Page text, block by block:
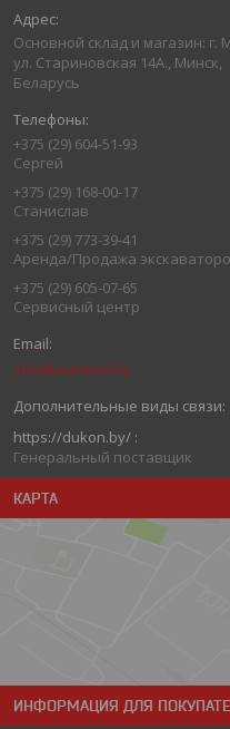
Основной склад и магазин: г.
ул. Стариновская 14А., Минск,
Беларусь
+375 (29) 604-51-93
Сергей
+375 (29) 168-00-17
Станислав
+375 (29) 773-39-41
Аренда/Продажа
+375 (29) 605-07-65
Сервисный центр
info@autotool.by
https://dukon.by/
Генеральный поставщик
КАРТА
ИНФОРМАЦИЯ ДЛЯ